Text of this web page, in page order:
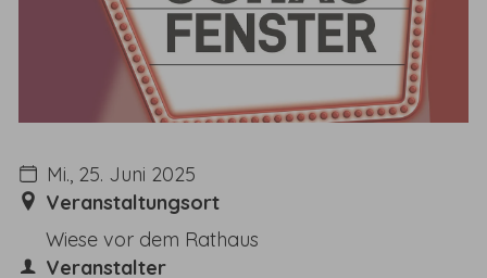
Mi., 25. Juni 2025
Veranstaltungsort
Wiese vor dem Rathaus
Veranstalter